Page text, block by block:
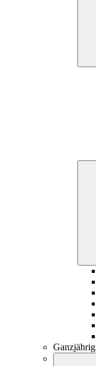
Ganzjährig